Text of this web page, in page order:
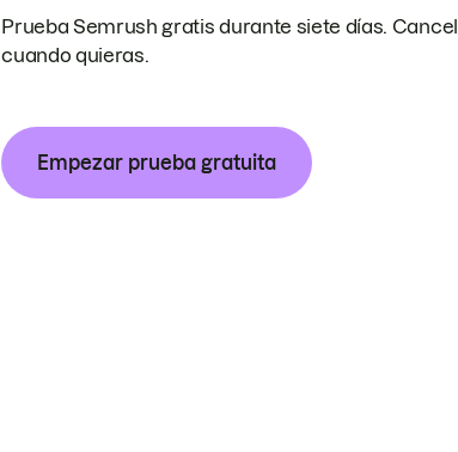
Prueba Semrush gratis durante siete días.
cuando quieras.
Empezar prueba gratuita